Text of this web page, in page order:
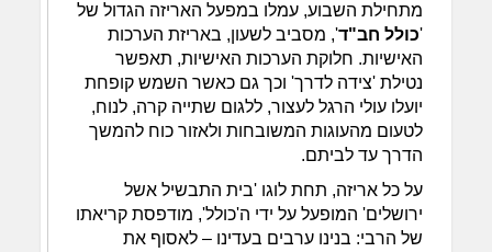
מתחילת השבוע, עמלו במפעל האריזה הגדול של
'כולל חב"ד', מסביב לשעון, באריזת הערכות
האישיות. חלוקת הערכות האישיות, תאפשר
נטילת 'צידה לדרך' וכך גם כאשר השמש קופחת
יועלו עולי הרגל לעצור, ללגום שתייה קרה, לנוח,
לטעום מהעוגות המשובחות ולאזור כוח להמשך
הדרך עד לביתם.
על כל אריזה, תחת לוגו 'בית התבשיל אשל
ירושלים' המופעל על ידי ה'כולל', מודפסת קריאתו
של הרבי: בנינו ערבים בעדינו – לאסוף את